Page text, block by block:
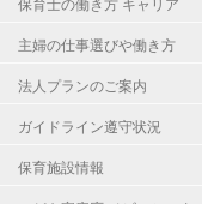
主婦の仕事選びや働き方
法人プランのご案内
ガイドライン遵守状況
保育施設情報